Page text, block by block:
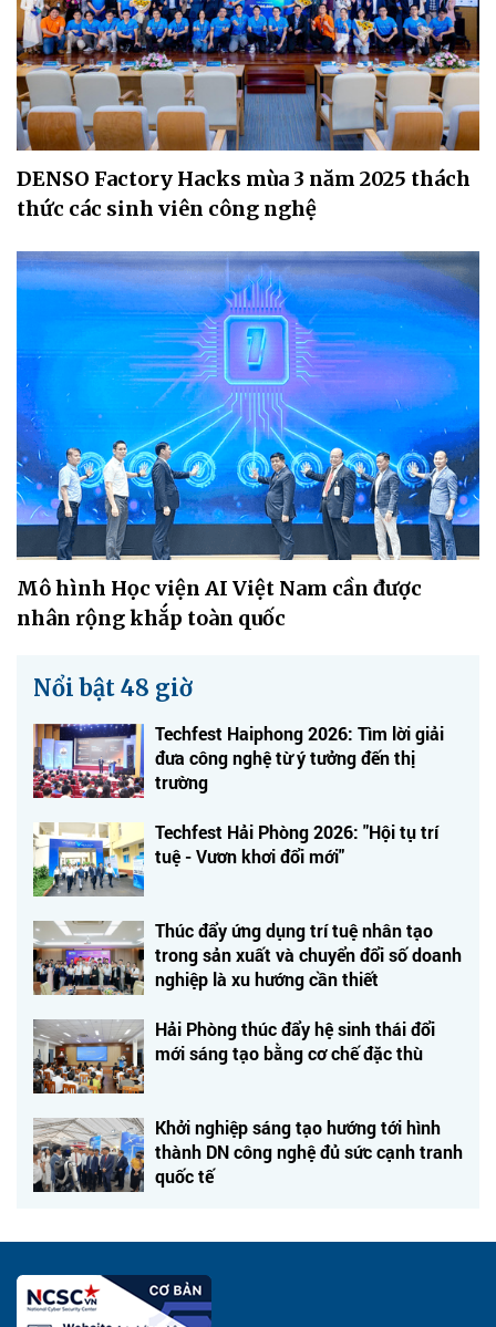
Mô hình Học viện AI Việt Nam cần được
nhân rộng khắp toàn quốc
Nổi bật 48 giờ
Techfest Haiphong 2026: Tìm lời giải
đưa công nghệ từ ý tưởng đến thị
trường
Techfest Hải Phòng 2026: "Hội tụ trí
tuệ - Vươn khơi đổi mới"
Thúc đẩy ứng dụng trí tuệ nhân tạo
trong sản xuất và chuyển đổi số doanh
nghiệp là xu hướng cần thiết
Hải Phòng thúc đẩy hệ sinh thái đổi
mới sáng tạo bằng cơ chế đặc thù
Khởi nghiệp sáng tạo hướng tới hình
thành DN công nghệ đủ sức cạnh tranh
quốc tế